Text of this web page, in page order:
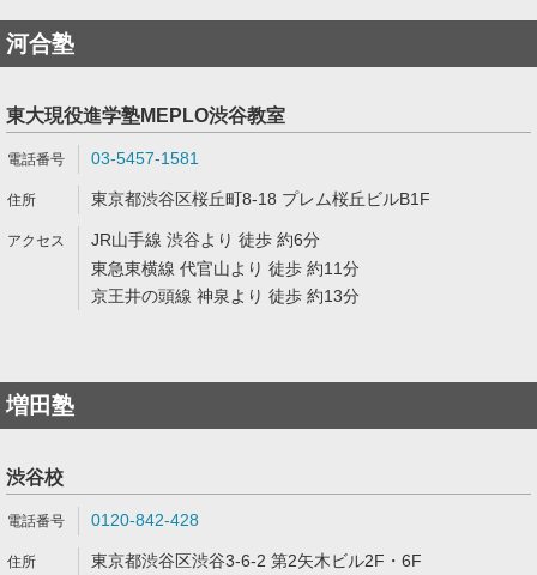
河合塾
東大現役進学塾MEPLO渋谷教室
03-5457-1581
東京都渋谷区桜丘町8-18 プレム桜丘ビルB1F
JR山手線 渋谷より 徒歩 約6分
東急東横線 代官山より 徒歩 約11分
京王井の頭線 神泉より 徒歩 約13分
増田塾
渋谷校
0120-842-428
東京都渋谷区渋谷3-6-2 第2矢木ビル2F・6F